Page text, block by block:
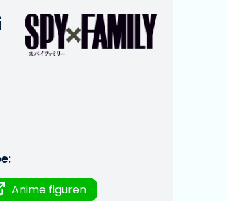
Anime figuren